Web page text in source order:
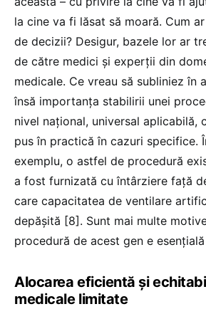
la cine va fi lăsat să moară. Cum
de decizii? Desigur, bazele lor ar
de către medici și experții din
medicale. Ce vreau să subliniez în
însă importanța stabilirii unei
nivel național, universal aplicabilă,
pus în practică în cazuri specifice.
exemplu, o astfel de procedură
a fost furnizată cu întârziere față
care capacitatea de ventilare
depășită [8]. Sunt mai multe
procedură de acest gen e
Alocarea eficientă și
medicale limitate